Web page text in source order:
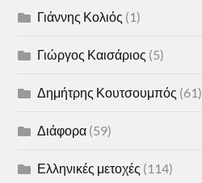
Γιάννης Κολιός (1)
Γιώργος Καισάριος (5)
Δημήτρης Κουτσουμπός (61)
Διάφορα (59)
Ελληνικές μετοχές (114)